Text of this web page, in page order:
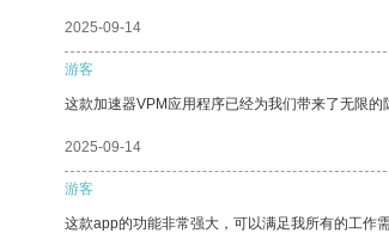
2025-09-14
游客
这款加速器VPM应用程序已经为我们带来了无限的
2025-09-14
游客
这款app的功能非常强大，可以满足我所有的工作